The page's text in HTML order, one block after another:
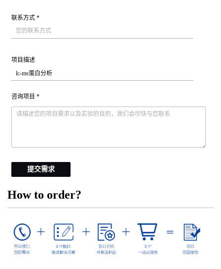
联系方式 *
项目描述
咨询项目 *
提交需求
How to order?